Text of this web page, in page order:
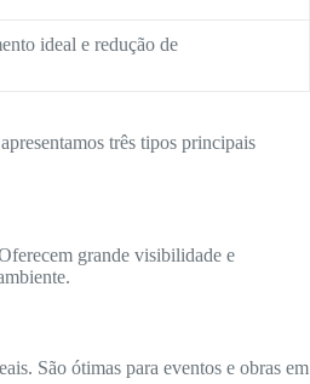
ideal e redução de
três tipos principais
grande visibilidade e
São ótimas para eventos e obras em